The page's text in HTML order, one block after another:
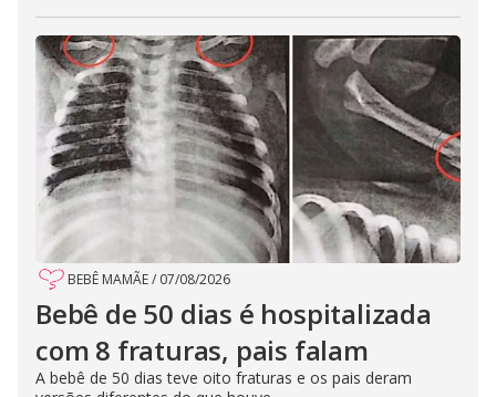
BEBÊ MAMÃE/ 07/08/2026
Bebê de 50 dias é hospitalizada
com 8 fraturas, pais falam
A bebê de 50 dias teve oito fraturas e os pais deram